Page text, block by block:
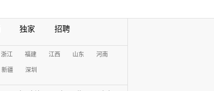
独家 招聘
浙江 福建 江西 山东 河南
新疆 深圳